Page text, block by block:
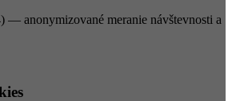
— anonymizované meranie návštevnosti a